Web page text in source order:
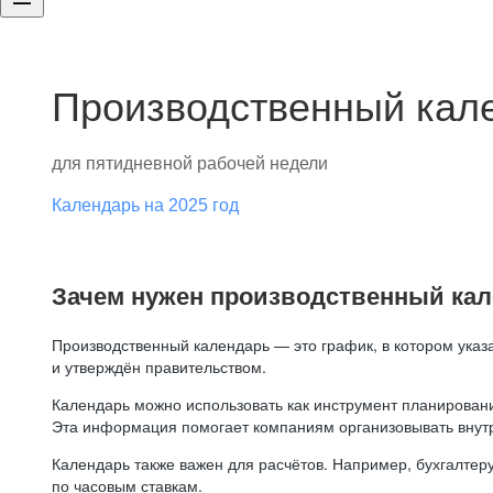
Производственный
для пятидневной рабочей недели
Календарь на 2025 год
Зачем нужен производственный
Производственный календарь — это график, в котором
и утверждён правительством.
Календарь можно использовать как инструмент
Эта информация помогает компаниям организовывать
Календарь также важен для расчётов. Например,
по часовым ставкам.